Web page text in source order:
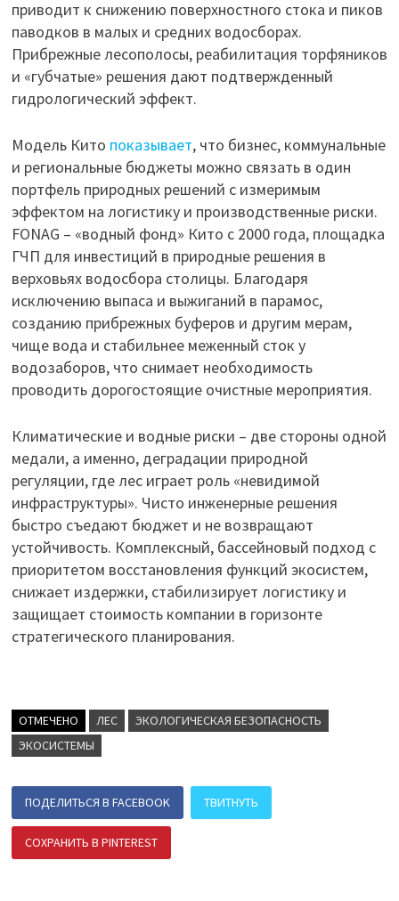
приводит к снижению поверхностного стока и пиков
паводков в малых и средних водосборах.
Прибрежные лесополосы, реабилитация торфяников
и «губчатые» решения дают подтвержденный
гидрологический эффект.
Модель Кито показывает, что бизнес, коммунальные
и региональные бюджеты можно связать в один
портфель природных решений с измеримым
эффектом на логистику и производственные риски.
FONAG – «водный фонд» Кито с 2000 года, площадка
ГЧП для инвестиций в природные решения в
верховьях водосбора столицы. Благодаря
исключению выпаса и выжиганий в парамос,
созданию прибрежных буферов и другим мерам,
чище вода и стабильнее меженный сток у
водозаборов, что снимает необходимость
проводить дорогостоящие очистные мероприятия.
Климатические и водные риски – две стороны одной
медали, а именно, деградации природной
регуляции, где лес играет роль «невидимой
инфраструктуры». Чисто инженерные решения
быстро съедают бюджет и не возвращают
устойчивость. Комплексный, бассейновый подход с
приоритетом восстановления функций экосистем,
снижает издержки, стабилизирует логистику и
защищает стоимость компании в горизонте
стратегического планирования.
ОТМЕЧЕНО ЛЕС
ЭКОЛОГИЧЕСКАЯ БЕЗОПАСНОСТЬ
ЭКОСИСТЕМЫ
ПОДЕЛИТЬСЯ В FACEBOOK ТВИТНУТЬ
СОХРАНИТЬ В PINTEREST